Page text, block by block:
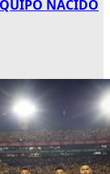
NACIDO